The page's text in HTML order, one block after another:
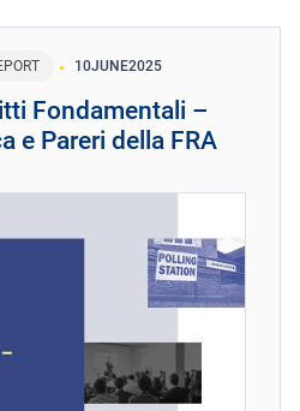
10JUNE2025
Fondamentali –
e Pareri della FRA